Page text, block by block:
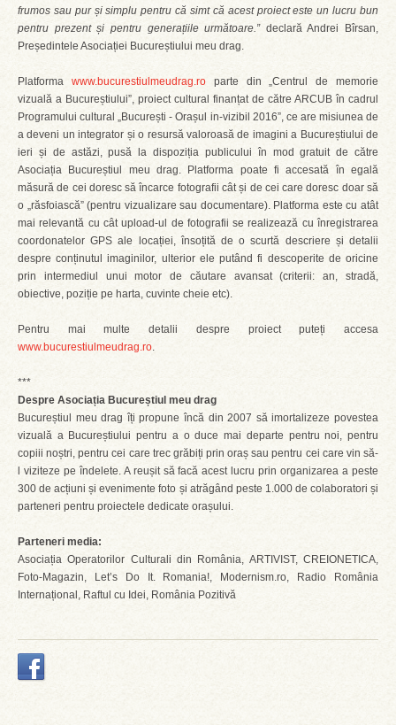
frumos sau pur și simplu pentru că simt că acest proiect este un lucru bun
pentru prezent și pentru generațiile următoare.”declară Andrei Bîrsan,
Președintele Asociației Bucureștiului meu drag.
Platforma www.bucurestiulmeudrag.roparte din „Centrul de memorie
vizuală a Bucureștiului”, proiect cultural finanțat de către ARCUB în cadrul
Programului cultural „București - Orașul in-vizibil 2016”, ce are misiunea de
a deveni un integrator și o resursă valoroasă de imagini a Bucureștiului de
ieri și de astăzi, pusă la dispoziția publicului în mod gratuit de către
Asociația Bucureștiul meu drag. Platforma poate fi accesată în egală
măsură de cei doresc să încarce fotografii cât și de cei care doresc doar să
o „răsfoiască” (pentru vizualizare sau documentare). Platforma este cu atât
mai relevantă cu cât upload-ul de fotografii se realizează cu înregistrarea
coordonatelor GPS ale locației, însoțită de o scurtă descriere și detalii
despre conținutul imaginilor, ulterior ele putând fi descoperite de oricine
prin intermediul unui motor de căutare avansat (criterii: an, stradă,
obiective, poziție pe harta, cuvinte cheie etc).
Pentru mai multe detalii despre proiect puteți accesa
www.bucurestiulmeudrag.ro.
***
Despre Asociația Bucureștiul meu drag
Bucureștiul meu drag îți propune încă din 2007 să imortalizeze povestea
vizuală a Bucureștiului pentru a o duce mai departe pentru noi, pentru
copiii noștri, pentru cei care trec grăbiți prin oraș sau pentru cei care vin să-
l viziteze pe îndelete. A reușit să facă acest lucru prin organizarea a peste
300 de acțiuni și evenimente foto și atrăgând peste 1.000 de colaboratori și
parteneri pentru proiectele dedicate orașului.
Parteneri media:
Asociația Operatorilor Culturali din România, ARTIVIST, CREIONETICA,
Foto-Magazin, Let’s Do It. Romania!, Modernism.ro, Radio România
Internațional, Raftul cu Idei, România Pozitivă